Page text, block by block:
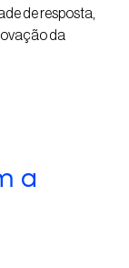
de resposta,
da
a